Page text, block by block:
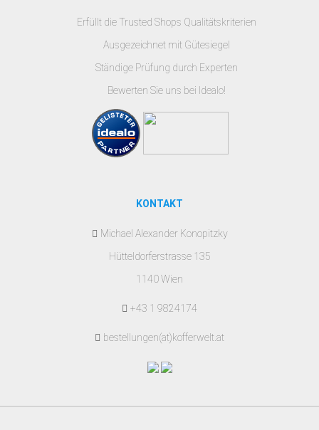
Erfüllt die Trusted Shops Qualitätskriterien
Ausgezeichnet mit Gütesiegel
Ständige Prüfung durch Experten
Bewerten Sie uns bei Idealo!
KONTAKT
Michael Alexander Konopitzky
Hütteldorferstrasse 135
1140 Wien
+43 1 9824174
bestellungen(at)kofferwelt.at